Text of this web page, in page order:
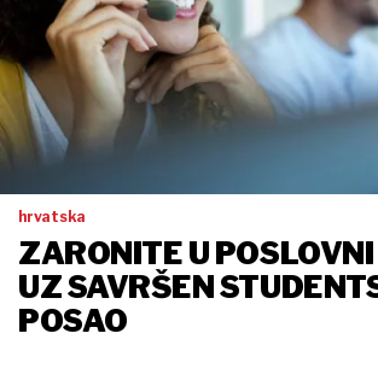
hrvatska
ZARONITE U
UZ SAVRŠEN
POSAO